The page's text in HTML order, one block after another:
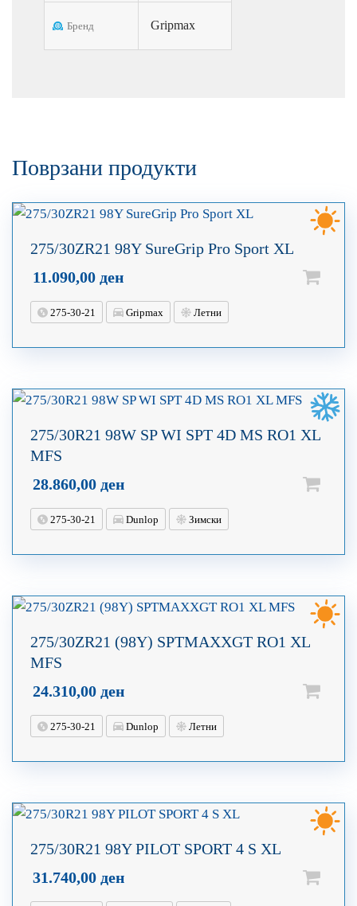
Бренд Gripmax
Поврзани продукти
275/30ZR21 98Y SureGrip Pro Sport XL
11.090,00 ден
275-30-21 Gripmax Летни
275/30R21 98W SP WI SPT 4D MS RO1 XL
MFS
28.860,00 ден
275-30-21 Dunlop Зимски
275/30ZR21 (98Y) SPTMAXXGT RO1 XL
MFS
24.310,00 ден
275-30-21 Dunlop Летни
275/30R21 98Y PILOT SPORT 4 S XL
31.740,00 ден